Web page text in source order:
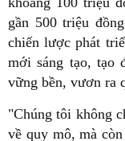
gần 500 triệu
chiến lược phát
mới sáng tạo, tạo
vững bền, vươn ra
"Chúng tôi không
về quy mô, mà